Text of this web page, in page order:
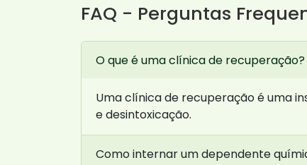
FAQ - Perguntas
O que é uma clínica de recuperação?
Uma clínica de recuperação é uma
e desintoxicação.
Como internar um dependente